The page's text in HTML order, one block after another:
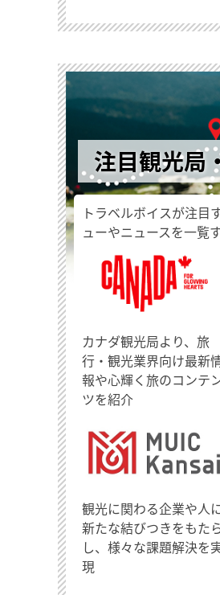
注目観光局
トラベルボイスが注目
ューやニュースを一覧
​カナダ観光局より、旅
行・観光業界向け最新
報や心輝く旅のコンテ
ツを紹介
観光に関わる企業や人
新たな結びつきをもた
し、様々な課題解決を
現